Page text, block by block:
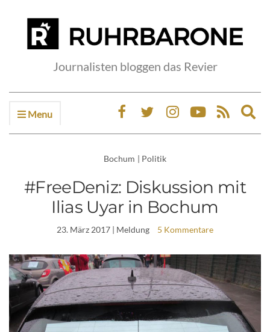
Journalisten bloggen das Revier
Menu
Bochum | Politik
#FreeDeniz: Diskussion mit
Ilias Uyar in Bochum
23. März 2017 | Meldung 5 Kommentare